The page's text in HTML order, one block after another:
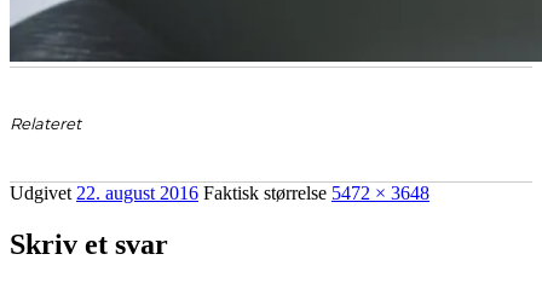
Relateret
Udgivet 22. august 2016 Faktisk størrelse 5472 × 3648
Skriv et svar